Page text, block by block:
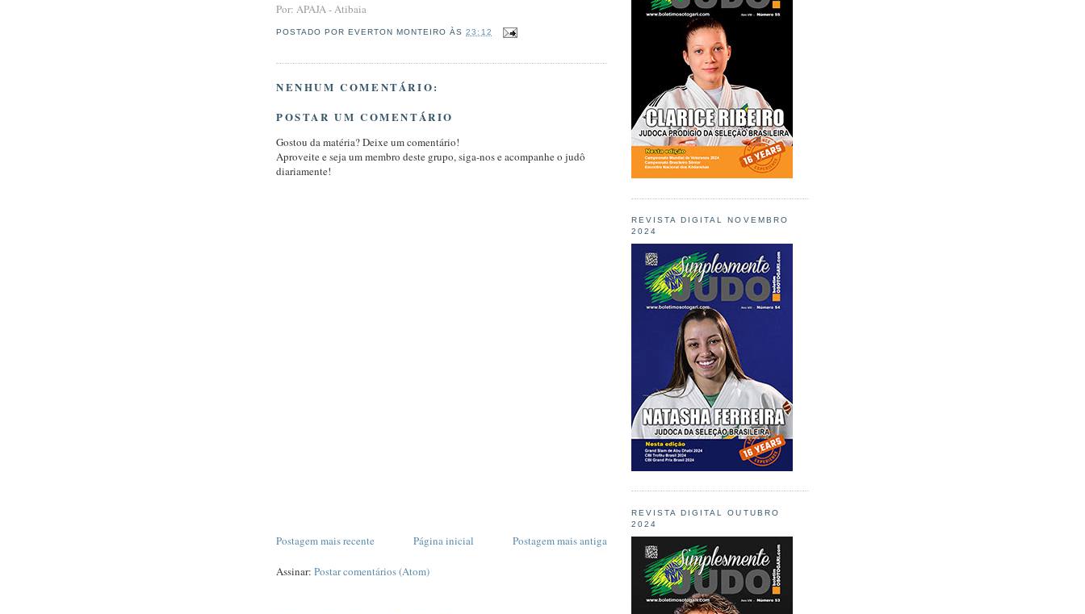
Por: APAJA - Atibaia
POSTADO POR EVERTON MONTEIRO ÀS23:12
NENHUM COMENTÁRIO:
POSTAR UM COMENTÁRIO
Gostou da matéria? Deixe um comentário!
Aproveite e seja um membro deste grupo, siga-nos e acompanhe o judô
diariamente!
Postagem mais recente Postagem mais antiga
Página inicial
Assinar: Postar comentários (Atom)
REVISTA DIGITAL NOVEMBRO
2024
REVISTA DIGITAL OUTUBRO
2024